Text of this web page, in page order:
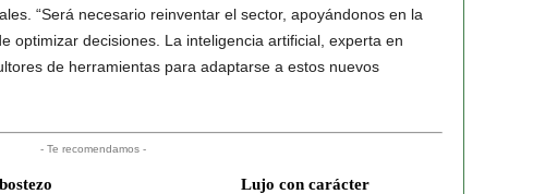
“Será necesario reinventar el sector, apoyándonos en la
optimizar decisiones. La inteligencia artificial, experta en
de herramientas para adaptarse a estos nuevos
- Te recomendamos -
Lujo con carácter